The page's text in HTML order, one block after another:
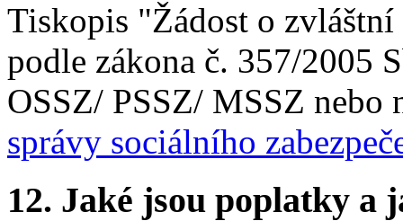
Tiskopis "Žádost o
podle zákona č. 357/2005
OSSZ/ PSSZ/ MSSZ nebo
správy sociálního
12. Jaké jsou poplatky a